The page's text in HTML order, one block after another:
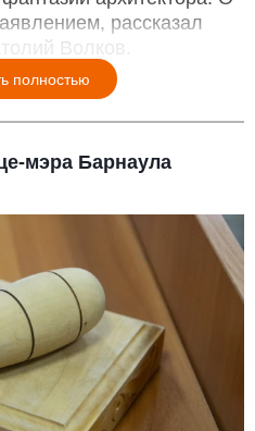
рассказал
Волков.
полностью
мэра Барнаула